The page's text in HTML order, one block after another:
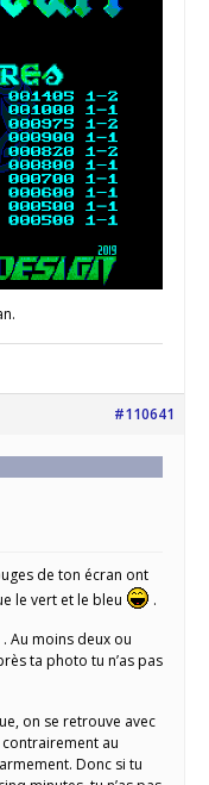
#110641
de ton écran ont
le vert et le bleu
.
. Au moins deux ou
ta photo tu n’as pas
on se retrouve avec
contrairement au
Donc si tu